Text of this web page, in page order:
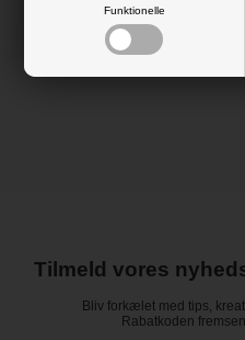
Funktionelle
Tilmeld vores
Bliv forkælet med tips,
Rabatkoden